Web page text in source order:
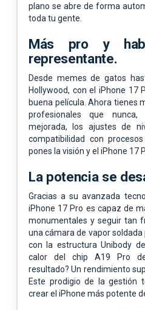
plano se abre de forma
toda tu gente.
Más pro y
representante.
Desde memes de gatos
Hollywood, con el iPhone 17
buena película. Ahora tienes
profesionales que
mejorada, los ajustes de
compatibilidad con
pones la visión y el iPhone 17
La potencia se
Gracias a su avanzada
iPhone 17 Pro es capaz de
monumentales y seguir tan
una cámara de vapor
con la estructura Unibody
calor del chip A19 Pro
resultado? Un rendimiento
Este prodigio de la gestión
crear el iPhone más potente